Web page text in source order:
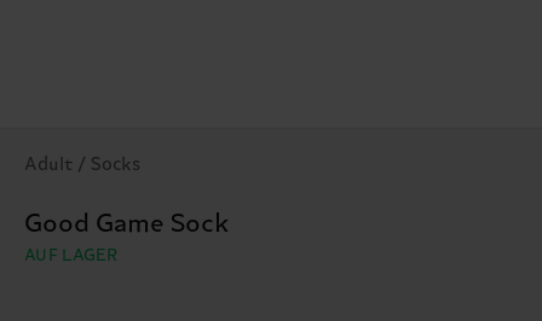
Adult / Socks
Good Game Sock
AUF LAGER